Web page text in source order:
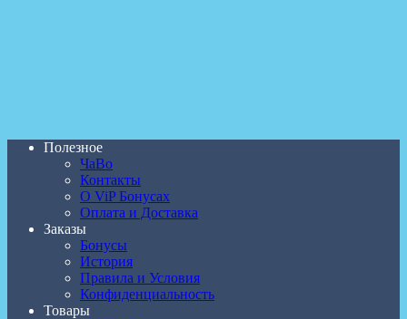
Полезное
ЧаВо
Контакты
О ViP Бонусах
Оплата и Доставка
Заказы
Бонусы
История
Правила и Условия
Конфиденциальность
Товары